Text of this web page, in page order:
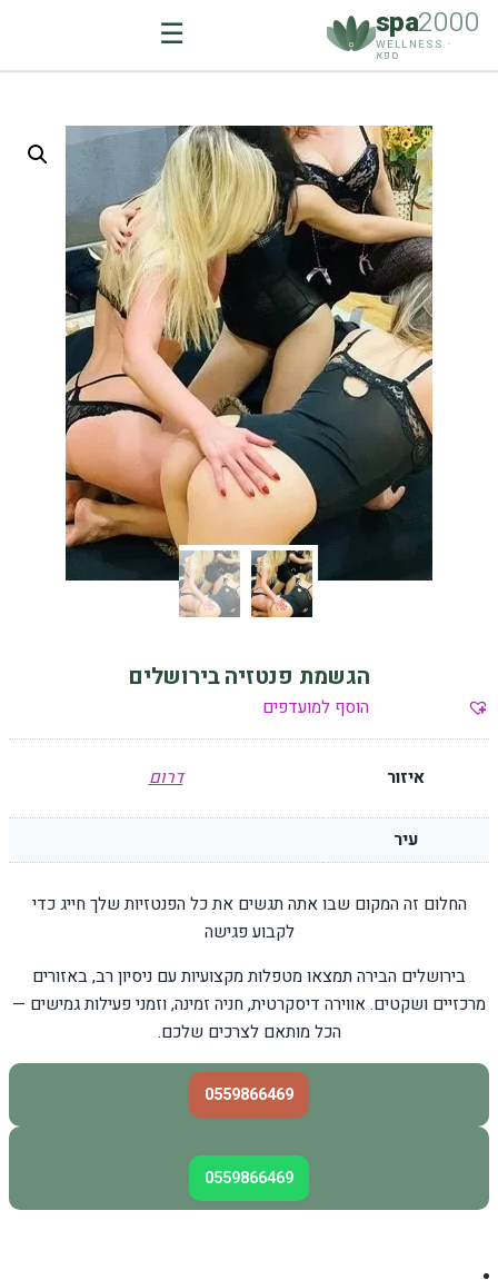
spa2000
WELLNESS ·
ספא ☰
הגשמת פנטזיה בירושלים
הוסף למועדפים
איזור דרום
עיר
החלום זה המקום שבו אתה תגשים את כל הפנטזיות שלך חייג כדי
לקבוע פגישה
בירושלים הבירה תמצאו מטפלות מקצועיות עם ניסיון רב, באזורים
מרכזיים ושקטים. אווירה דיסקרטית, חניה זמינה, וזמני פעילות גמישים —
הכל מותאם לצרכים שלכם.
0559866469
0559866469